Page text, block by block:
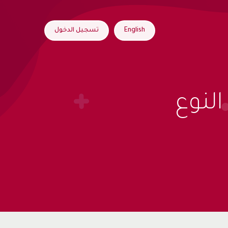
English تسجيل الدخول